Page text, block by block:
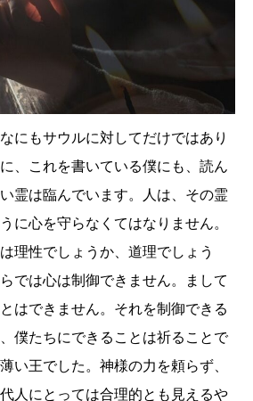
にもサウルに対してだけではあり
、これを書いている僕にも、読ん
霊は臨んでいます。人は、その霊
に心を守らなくてはなりません。
理性でしょうか、道理でしょう
では心は制御できません。まして
はできません。それを制御できる
僕たちにできることは祈ることで
い王でした。神様の力を頼らず、
人にとっては合理的とも見えるや